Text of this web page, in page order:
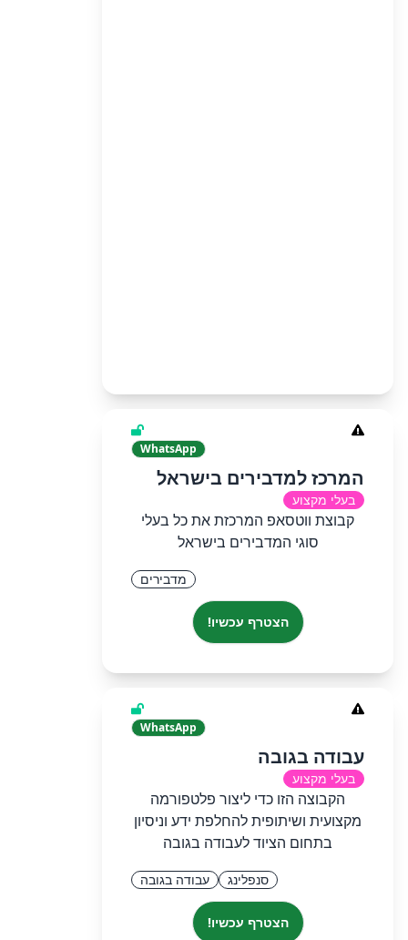
WhatsApp
המרכז למדבירים בישראל
בעלי מקצוע
קבוצת ווטסאפ המרכזת את כל בעלי
סוגי המדבירים בישראל
מדבירים
הצטרף עכשיו!
WhatsApp
עבודה בגובה
בעלי מקצוע
הקבוצה הזו כדי ליצור פלטפורמה
מקצועית ושיתופית להחלפת ידע וניסיון
בתחום הציוד לעבודה בגובה
סנפלינג עבודה בגובה
הצטרף עכשיו!